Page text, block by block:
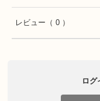
レビュー （ 0 ）
ログ